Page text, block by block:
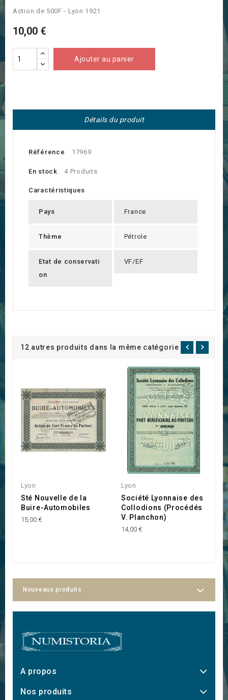
Action de 500F - Lyon 1921
10,00 €
Ajouter au panier
Détails du produit
Référence 17969
En stock 4 Produits
Caractéristiques
Pays France
Thème Pétrole
Etat de conservati
on
VF/EF
12 autres produits dans la même catégorie :
Lyon
Sté Nouvelle de la
Buire-Automobiles
15,00 €
Lyon
Société Lyonnaise des
Collodions (Procédés
V. Planchon)
14,00 €
Nouveaux produits
A propos
Nos produits